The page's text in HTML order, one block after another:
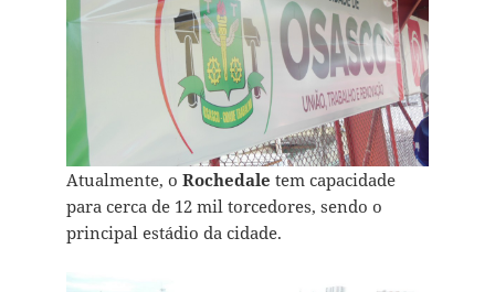
Atualmente, o Rochedale tem capacidade
para cerca de 12 mil torcedores, sendo o
principal estádio da cidade.